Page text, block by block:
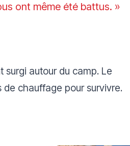
ont même été battus. »
surgi autour du camp. Le
de chauffage pour survivre.